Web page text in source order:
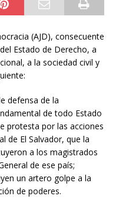
(AJD), consecuente
Estado de Derecho, a
a la sociedad civil y
defensa de la
de todo Estado
protesta por las acciones
de El Salvador, que la
a los magistrados
de ese país;
un artero golpe a la
de poderes.